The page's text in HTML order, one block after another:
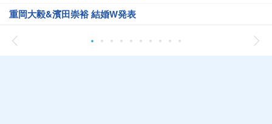
重岡大毅&濱田崇裕 結婚W発表